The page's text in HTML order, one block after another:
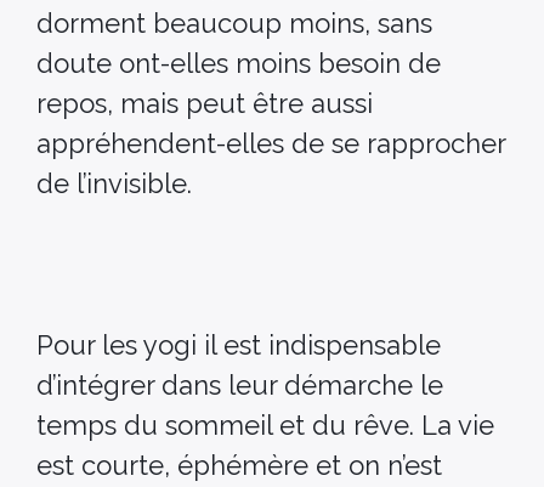
dorment beaucoup moins, sans
doute ont-elles moins besoin de
repos, mais peut être aussi
appréhendent-elles de se rapprocher
de l’invisible.
Pour les yogi il est indispensable
d’intégrer dans leur démarche le
temps du sommeil et du rêve. La vie
est courte, éphémère et on n’est